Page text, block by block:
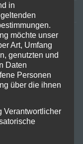
in
möchte unser
Art, Umfang
genutzten und
Daten
Personen
über die ihnen
Verantwortlicher
Internetseite